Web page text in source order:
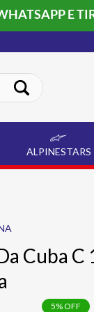
E
ALPINESTARS
Cuba
5% OFF